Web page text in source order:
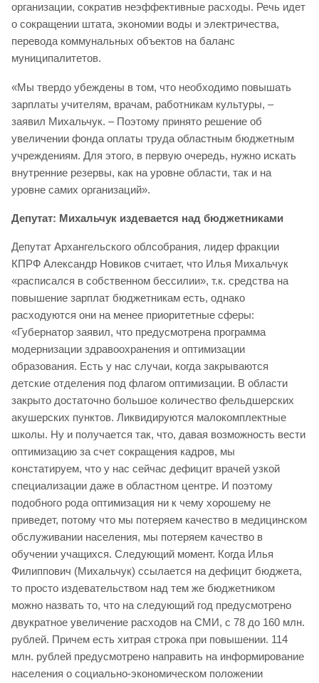
организации, сократив неэффективные расходы. Речь идет
о сокращении штата, экономии воды и электричества,
перевода коммунальных объектов на баланс
муниципалитетов.
«Мы твердо убеждены в том, что необходимо повышать
зарплаты учителям, врачам, работникам культуры, –
заявил Михальчук. – Поэтому принято решение об
увеличении фонда оплаты труда областным бюджетным
учреждениям. Для этого, в первую очередь, нужно искать
внутренние резервы, как на уровне области, так и на
уровне самих организаций».
Депутат: Михальчук издевается над бюджетниками
Депутат Архангельского облсобрания, лидер фракции
КПРФ Александр Новиков считает, что Илья Михальчук
«расписался в собственном бессилии», т.к. средства на
повышение зарплат бюджетникам есть, однако
расходуются они на менее приоритетные сферы:
«Губернатор заявил, что предусмотрена программа
модернизации здравоохранения и оптимизации
образования. Есть у нас случаи, когда закрываются
детские отделения под флагом оптимизации. В области
закрыто достаточно большое количество фельдшерских
акушерских пунктов. Ликвидируются малокомплектные
школы. Ну и получается так, что, давая возможность вести
оптимизацию за счет сокращения кадров, мы
констатируем, что у нас сейчас дефицит врачей узкой
специализации даже в областном центре. И поэтому
подобного рода оптимизация ни к чему хорошему не
приведет, потому что мы потеряем качество в медицинском
обслуживании населения, мы потеряем качество в
обучении учащихся. Следующий момент. Когда Илья
Филиппович (Михальчук) ссылается на дефицит бюджета,
то просто издевательством над тем же бюджетником
можно назвать то, что на следующий год предусмотрено
двукратное увеличение расходов на СМИ, с 78 до 160 млн.
рублей. Причем есть хитрая строка при повышении. 114
млн. рублей предусмотрено направить на информирование
населения о социально-экономическом положении